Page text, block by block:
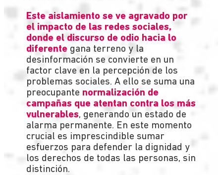
Este aislamiento se ve agravado por
el impacto de las redes sociales,
donde el discurso de odio hacia lo
diferente gana terreno y la
desinformación se convierte en un
factor clave en la percepción de los
problemas sociales. A ello se suma una
preocupante normalización de
campañas que atentan contra los más
vulnerables, generando un estado de
alarma permanente. En este momento
crucial es imprescindible sumar
esfuerzos para defender la dignidad y
los derechos de todas las personas, sin
distinción.